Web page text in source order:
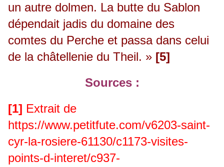
un autre dolmen. La butte du Sablon
dépendait jadis du domaine des
comtes du Perche et passa dans celui
de la châtellenie du Theil. » [5]
Sources :
[1] Extrait de
https://www.petitfute.com/v6203-saint-
cyr-la-rosiere-61130/c1173-visites-
points-d-interet/c937-